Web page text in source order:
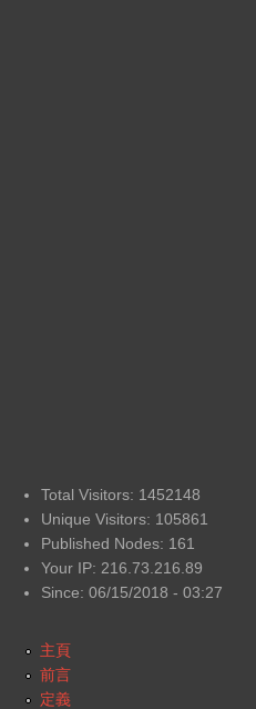
Total Visitors: 1452148
Unique Visitors: 105861
Published Nodes: 161
Your IP: 216.73.216.89
Since: 06/15/2018 - 03:27
主頁
前言
定義